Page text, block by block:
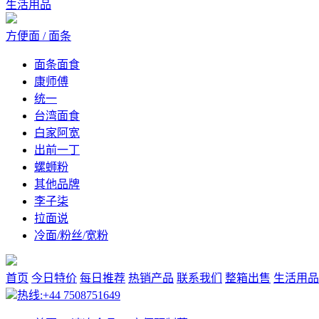
生活用品
方便面 / 面条
面条面食
康师傅
统一
台湾面食
白家阿宽
出前一丁
螺蛳粉
其他品牌
李子柒
拉面说
冷面/粉丝/宽粉
首页 今日特价 每日推荐 热销产品 联系我们 整箱出售 生活用品
热线:+44 7508751649